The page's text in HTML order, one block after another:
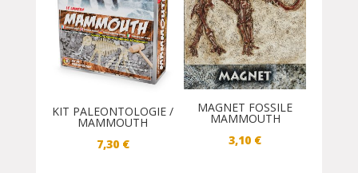
KIT PALEONTOLOGIE /
MAMMOUTH
7,30 €
MAGNET FOSSILE
MAMMOUTH
3,10 €